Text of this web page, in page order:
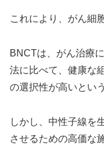
これにより、がん細
BNCTは、がん治療
法に比べて、健康な
の選択性が高いとい
しかし、中性子線を
させるための高価な